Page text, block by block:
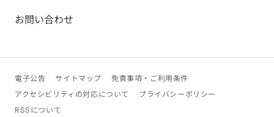
お問い合わせ
電子公告 サイトマップ
免責事項・ご利用条件
アクセシビリティの対応について
プライバシーポリシー
RSSについて